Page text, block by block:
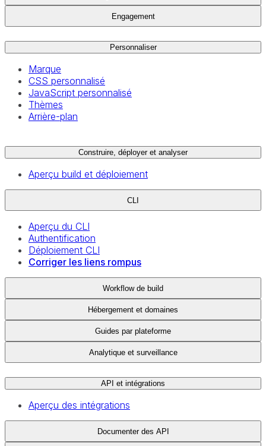
Engagement
Personnaliser
Marque
CSS personnalisé
JavaScript personnalisé
Thèmes
Arrière-plan
Construire, déployer et analyser
Aperçu build et déploiement
CLI
Aperçu du CLI
Authentification
Déploiement CLI
Corriger les liens rompus
Workflow de build
Hébergement et domaines
Guides par plateforme
Analytique et surveillance
API et intégrations
Aperçu des intégrations
Documenter des API